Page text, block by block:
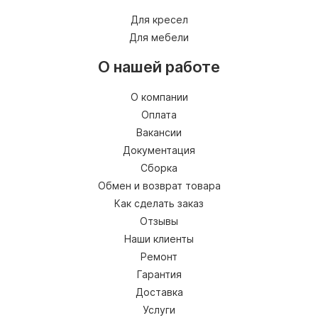
Для кресел
Для мебели
О нашей работе
О компании
Оплата
Вакансии
Документация
Сборка
Обмен и возврат товара
Как сделать заказ
Отзывы
Наши клиенты
Ремонт
Гарантия
Доставка
Услуги